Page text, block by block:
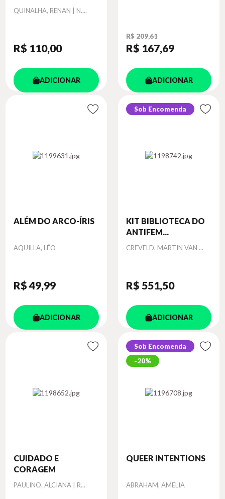
Autor
QUINALHA, RENAN | N....
R$ 110,00
ADICIONAR
R$ 209,61
R$ 167,69
ADICIONAR
ALÉM DO ARCO-ÍRIS
Autor
AQUILLA, LÉO
R$ 49,99
ADICIONAR
Sob Encomenda
KIT BIBLIOTECA DO
ANTIFEM...
Autor
CREVELD, MARTIN VAN ...
R$ 551,50
ADICIONAR
CUIDADO E
CORAGEM
Autor
PAULINO, ALCIANA | R...
Sob Encomenda
20%
QUEER INTENTIONS
Autor
ABRAHAM, AMELIA